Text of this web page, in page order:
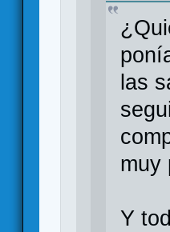
las
muy
Y